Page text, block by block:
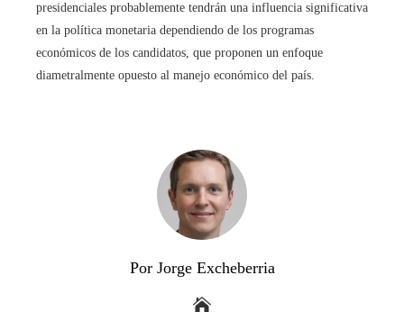
presidenciales probablemente tendrán una influencia significativa
en la política monetaria dependiendo de los programas
económicos de los candidatos, que proponen un enfoque
diametralmente opuesto al manejo económico del país.
Por Jorge Excheberria